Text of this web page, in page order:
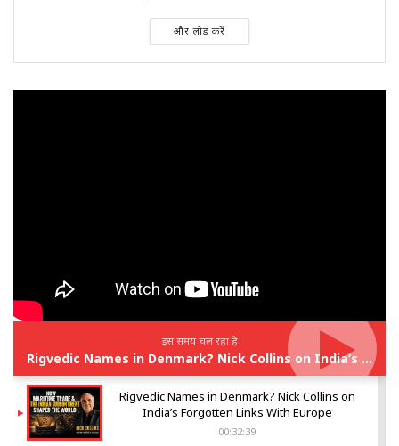
और लोड करें
इस समय चल रहा है
Rigvedic Names in Denmark? Nick Collins on India’s Forgotten Links With Europe
Rigvedic Names in Denmark? Nick Collins on
India’s Forgotten Links With Europe
00:32:39